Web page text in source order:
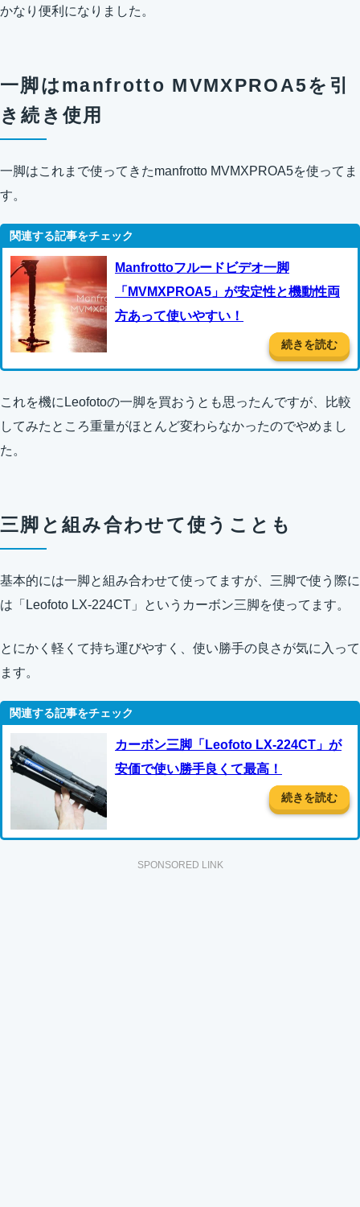
かなり便利になりました。
一脚はmanfrotto MVMXPROA5を引
き続き使用
一脚はこれまで使ってきたmanfrotto MVMXPROA5を使ってま
す。
Manfrottoフルードビデオ一脚
「MVMXPROA5」が安定性と機動性両
方あって使いやすい！
続きを読む
これを機にLeofotoの一脚を買おうとも思ったんですが、比較
してみたところ重量がほとんど変わらなかったのでやめまし
た。
三脚と組み合わせて使うことも
基本的には一脚と組み合わせて使ってますが、三脚で使う際に
は「Leofoto LX-224CT」というカーボン三脚を使ってます。
とにかく軽くて持ち運びやすく、使い勝手の良さが気に入って
ます。
カーボン三脚「Leofoto LX-224CT」が
安価で使い勝手良くて最高！
続きを読む
SPONSORED LINK